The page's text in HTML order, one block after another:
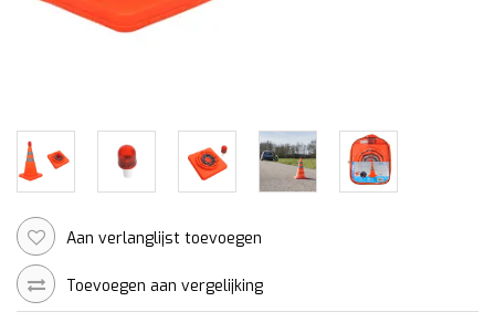
Aan verlanglijst toevoegen
Toevoegen aan vergelijking